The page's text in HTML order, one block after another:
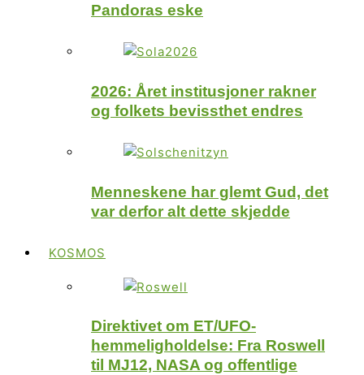
Pandoras eske
2026: Året institusjoner rakner
og folkets bevissthet endres
Menneskene har glemt Gud, det
var derfor alt dette skjedde
KOSMOS
Direktivet om ET/UFO-
hemmeligholdelse: Fra Roswell
til MJ12, NASA og offentlige